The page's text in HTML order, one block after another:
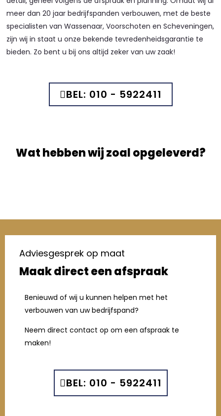
meer dan 20 jaar bedrijfspanden verbouwen, met de beste
specialisten van Wassenaar, Voorschoten en Scheveningen,
zijn wij in staat u onze bekende tevredenheidsgarantie te
bieden. Zo bent u bij ons altijd zeker van uw zaak!
BEL: 010 - 5922411
Wat hebben wij zoal opgeleverd?
Adviesgesprek op maat
Maak direct een afspraak
Benieuwd of wij u kunnen helpen met het
verbouwen van uw bedrijfspand?
Neem direct contact op om een afspraak te
maken!
BEL: 010 - 5922411